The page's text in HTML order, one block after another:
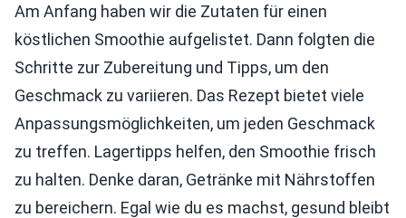
Am Anfang haben wir die Zutaten für einen
köstlichen Smoothie aufgelistet. Dann folgten die
Schritte zur Zubereitung und Tipps, um den
Geschmack zu variieren. Das Rezept bietet viele
Anpassungsmöglichkeiten, um jeden Geschmack
zu treffen. Lagertipps helfen, den Smoothie frisch
zu halten. Denke daran, Getränke mit Nährstoffen
zu bereichern. Egal wie du es machst, gesund bleibt